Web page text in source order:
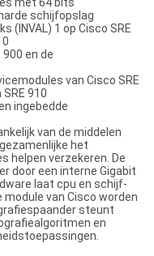
schijfopslag
(INVAL) 1 op Cisco SRE
en de
van Cisco SRE
SRE 910
ingebedde
van de middelen
het
helpen verzekeren. De
door een interne Gigabit
laat cpu en schijf-
van Cisco worden
steunt
en